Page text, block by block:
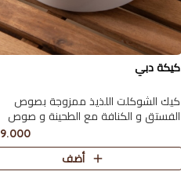
كيكة دبي
كيك الشوكلت اللذيذ ممزوجة بصوص
الفستق و الكنافة مع الطحينة و صوص
9.000 دك
أضف